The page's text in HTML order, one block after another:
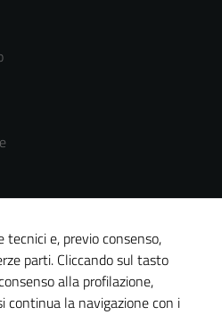
e, previo consenso,
parti. Cliccando sul tasto
alla profilazione,
continua la navigazione con i
Tecnici
Questi cookie
sono necessari
per il